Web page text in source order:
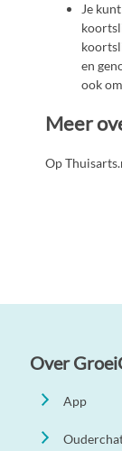
Je
en
ook
Meer
Op
Over
App